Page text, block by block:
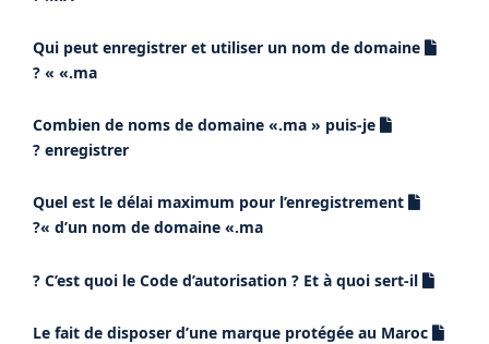
Qui peut enregistrer et utiliser un nom de domaine
«.ma » ?
Combien de noms de domaine «.ma » puis-je
enregistrer ?
Quel est le délai maximum pour l’enregistrement
d’un nom de domaine «.ma »?
C’est quoi le Code d’autorisation ? Et à quoi sert-il ?
Le fait de disposer d’une marque protégée au Maroc